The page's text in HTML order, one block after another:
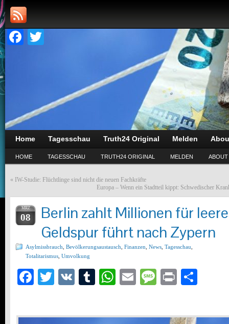
Facebook
Home Tagesschau Truth24 Original Melden
HOME TAGESSCHAU TRUTH24 ORIGINAL MELDEN ABOUT
« IW-Studie: Flüchtlinge sind nicht die neuen Fachkräfte
Europa – Wenn ein Stadtteil kippt: Schwedischer
MRZ
08
Berlin zahlt Millionen für
Geldspur führt nach Zypern
Asylmissbrauch Bevölkerungsaustausch Finanzen News Tagesschau
Totalitarismus Umvolkung
Facebook
Twitter
VK Tumblr
WhatsApp
EmailMessage
Print